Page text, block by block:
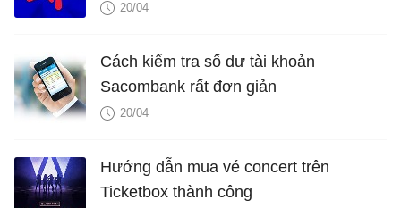
20/04
Cách kiểm tra số dư tài khoản
Sacombank rất đơn giản
20/04
Hướng dẫn mua vé concert trên
Ticketbox thành công